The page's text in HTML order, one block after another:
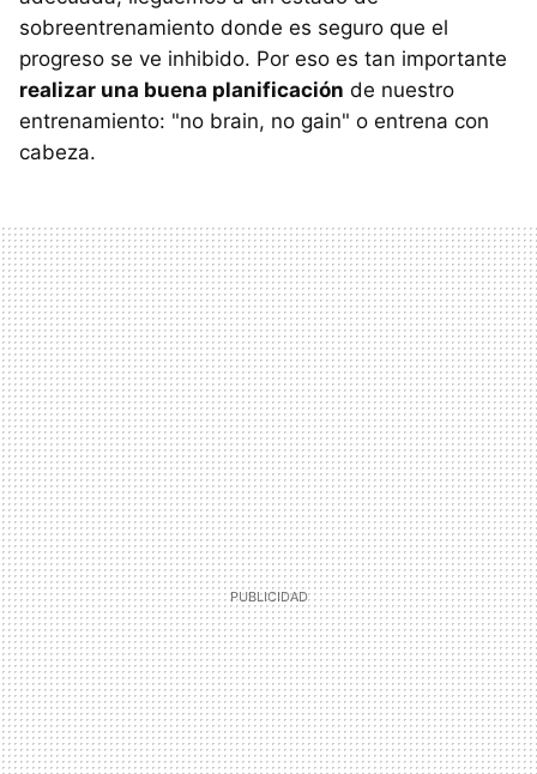
sobreentrenamiento donde es seguro que el
progreso se ve inhibido. Por eso es tan importante
realizar una buena planificación de nuestro
entrenamiento: "no brain, no gain" o entrena con
cabeza.